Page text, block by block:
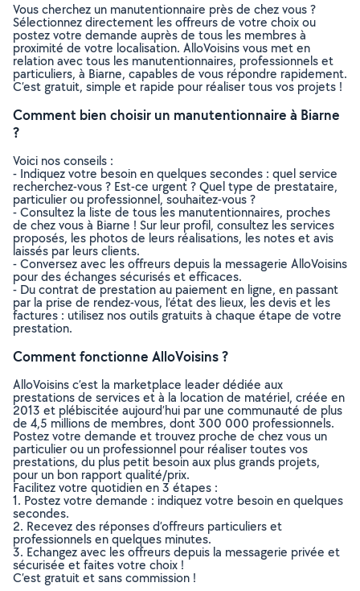
Vous cherchez un manutentionnaire près de chez vous ?
Sélectionnez directement les offreurs de votre choix ou
postez votre demande auprès de tous les membres à
proximité de votre localisation. AlloVoisins vous met en
relation avec tous les manutentionnaires, professionnels et
particuliers, à Biarne, capables de vous répondre rapidement.
C’est gratuit, simple et rapide pour réaliser tous vos projets !
Comment bien choisir un manutentionnaire à Biarne
?
Voici nos conseils :
- Indiquez votre besoin en quelques secondes : quel service
recherchez-vous ? Est-ce urgent ? Quel type de prestataire,
particulier ou professionnel, souhaitez-vous ?
- Consultez la liste de tous les manutentionnaires, proches
de chez vous à Biarne ! Sur leur profil, consultez les services
proposés, les photos de leurs réalisations, les notes et avis
laissés par leurs clients.
- Conversez avec les offreurs depuis la messagerie AlloVoisins
pour des échanges sécurisés et efficaces.
- Du contrat de prestation au paiement en ligne, en passant
par la prise de rendez-vous, l’état des lieux, les devis et les
factures : utilisez nos outils gratuits à chaque étape de votre
prestation.
Comment fonctionne AlloVoisins ?
AlloVoisins c’est la marketplace leader dédiée aux
prestations de services et à la location de matériel, créée en
2013 et plébiscitée aujourd’hui par une communauté de plus
de 4,5 millions de membres, dont 300 000 professionnels.
Postez votre demande et trouvez proche de chez vous un
particulier ou un professionnel pour réaliser toutes vos
prestations, du plus petit besoin aux plus grands projets,
pour un bon rapport qualité/prix.
Facilitez votre quotidien en 3 étapes :
1. Postez votre demande : indiquez votre besoin en quelques
secondes.
2. Recevez des réponses d’offreurs particuliers et
professionnels en quelques minutes.
3. Echangez avec les offreurs depuis la messagerie privée et
sécurisée et faites votre choix !
C’est gratuit et sans commission !